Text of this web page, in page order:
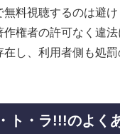
料視聴するのは避
権者の許可なく違
在し、利用者側も処
ト・ラ!!!のよく